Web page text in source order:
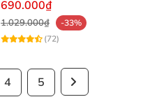
690.000₫
1.029.000₫
-33%
(72)
4 5